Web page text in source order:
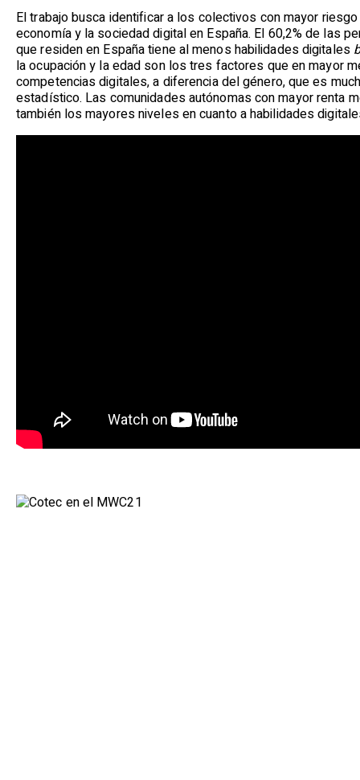
El trabajo busca identificar a los colectivos con mayor
economía y la sociedad digital en España. El 60,2% de las
que residen en España tiene al menos habilidades digitales
la ocupación y la edad son los tres factores que en mayor
competencias digitales, a diferencia del género, que es
estadístico. Las comunidades autónomas con mayor renta
también los mayores niveles en cuanto a habilidades